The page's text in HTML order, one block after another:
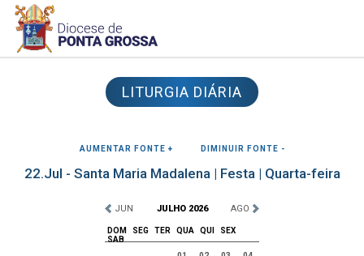
LITURGIA DIÁRIA
AUMENTAR FONTE + DIMINUIR FONTE -
22.Jul - Santa Maria Madalena | Festa | Quarta-feira
JUN JULHO 2026 AGO
DOM SEG TER QUA QUI
SEX
SAB